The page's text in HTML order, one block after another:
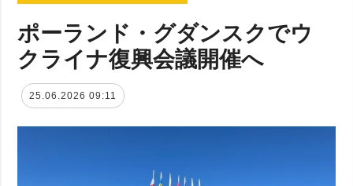
ポーランド・グダンスクでウ
クライナ復興会議開催へ
25.06.2026 09:11